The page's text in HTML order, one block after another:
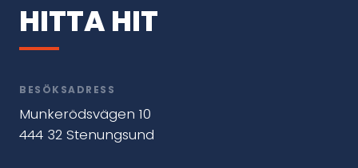
HITTA HIT
BESÖKSADRESS
Munkerödsvägen 10
444 32 Stenungsund